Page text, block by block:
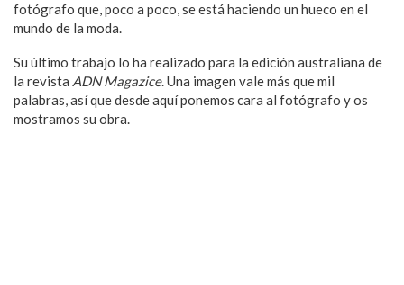
fotógrafo que, poco a poco, se está haciendo un hueco en el
mundo de la moda.
Su último trabajo lo ha realizado para la edición australiana de
la revista ADN Magazice. Una imagen vale más que mil
palabras, así que desde aquí ponemos cara al fotógrafo y os
mostramos su obra.